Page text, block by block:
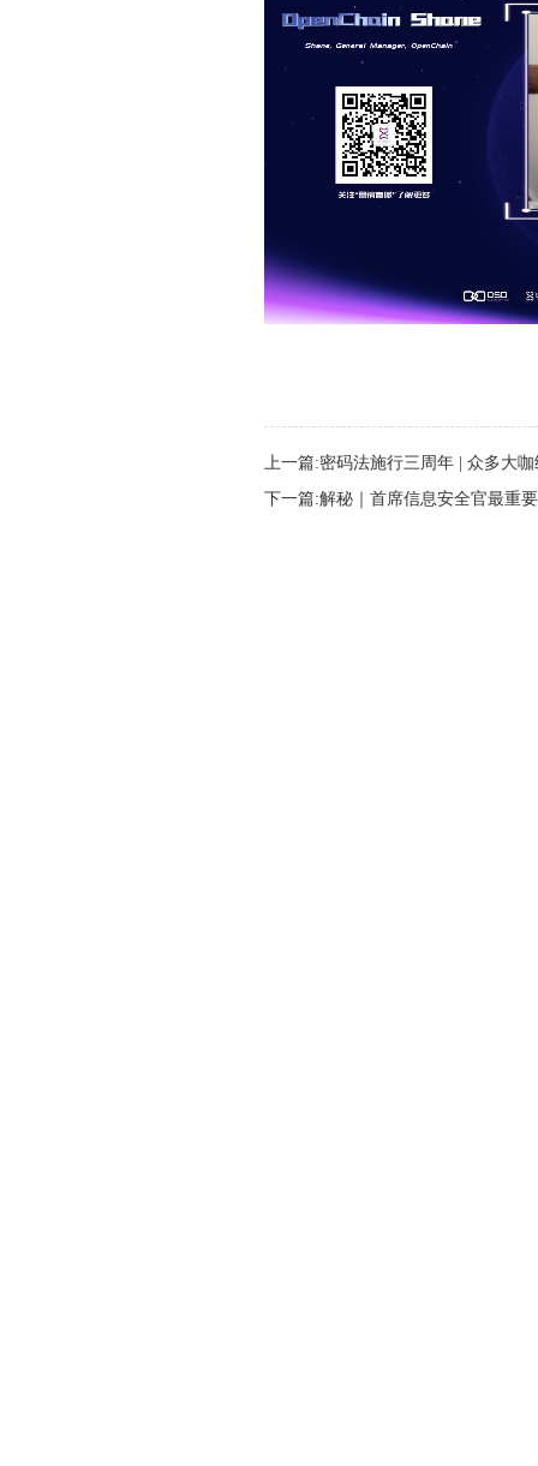
上一篇:密码法施行三周年 | 众多大
下一篇:解秘｜首席信息安全官最重